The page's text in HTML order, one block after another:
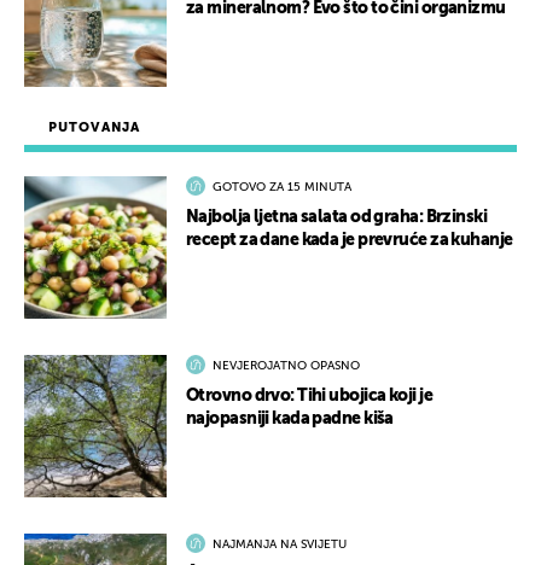
PUTOVANJA
GOTOVO ZA 15 MINUTA
Najbolja ljetna salata od graha: Brzinski
recept za dane kada je prevruće za kuhanje
NEVJEROJATNO OPASNO
Otrovno drvo: Tihi ubojica koji je
najopasniji kada padne kiša
NAJMANJA NA SVIJETU
za mineralnom? Evo što to čini organizmu